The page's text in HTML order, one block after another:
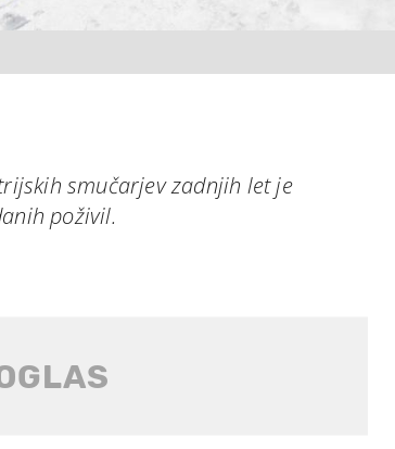
smučarjev zadnjih let je
poživil.